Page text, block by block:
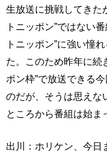
生放送に挑戦してきた
トニッポン”ではない
トニッポン”に強い憧
た。このため昨年に続
ポン枠”で放送できる
のだが、そうは思えな
ところから番組は始ま
出川：ホリケン、今日